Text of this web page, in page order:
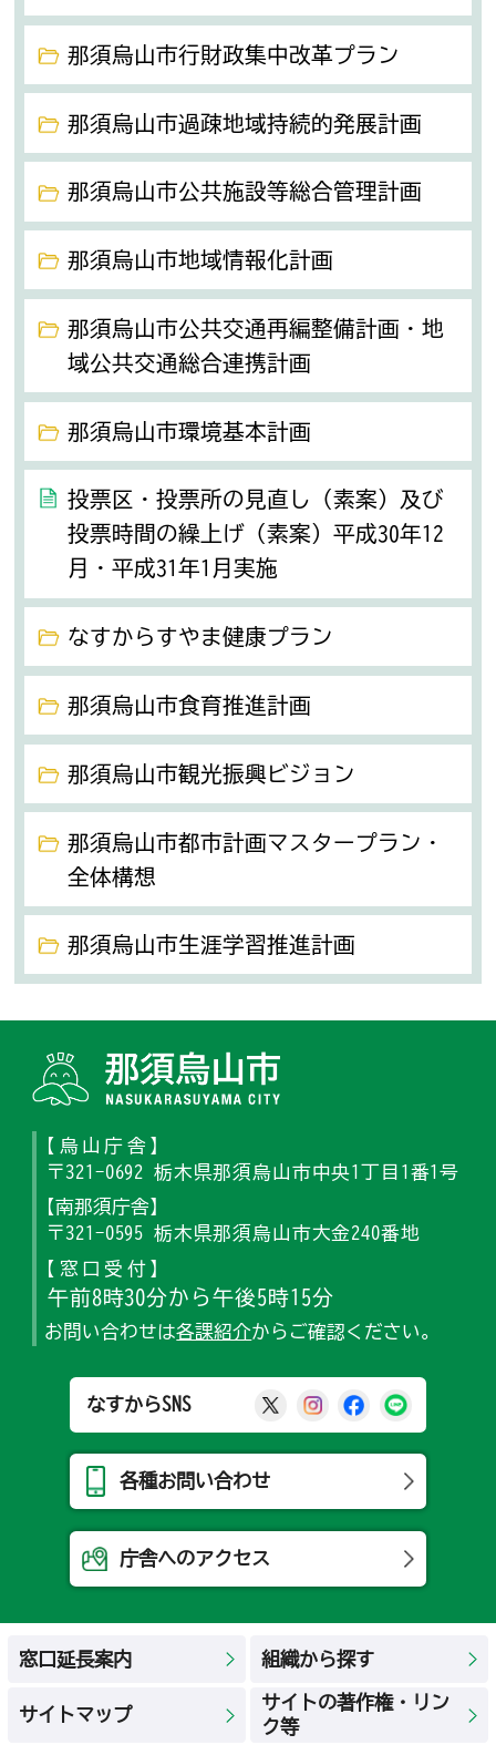
那須烏山市行財政集中改革プラン
那須烏山市過疎地域持続的発展計画
那須烏山市公共施設等総合管理計画
那須烏山市地域情報化計画
那須烏山市公共交通再編整備計画・地
域公共交通総合連携計画
那須烏山市環境基本計画
投票区・投票所の見直し（素案）及び
投票時間の繰上げ（素案）平成30年12
月・平成31年1月実施
なすからすやま健康プラン
那須烏山市食育推進計画
那須烏山市観光振興ビジョン
那須烏山市都市計画マスタープラン・
全体構想
那須烏山市生涯学習推進計画
【烏山庁舎】
〒321-0692 栃木県那須烏山市中央1丁目1番1号
【南那須庁舎】
〒321-0595 栃木県那須烏山市大金240番地
【窓口受付】
午前8時30分から午後5時15分
お問い合わせは各課紹介からご確認ください。
なすからSNS 那須烏山市公式X
那須烏山市公式
那須烏山市
各種お問い合わせ
庁舎へのアクセス
窓口延長案内 組織から探す
サイトマップ
サイトの著作権・リン
ク等